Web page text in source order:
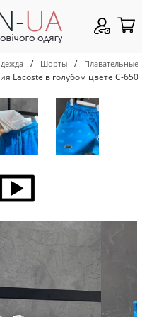
/ Шорты / Плавательные
Lacoste в голубом цвете С-650